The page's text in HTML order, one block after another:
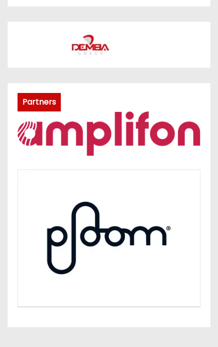
Partners